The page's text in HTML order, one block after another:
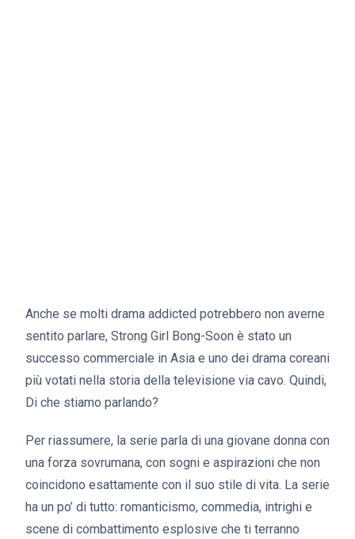
Anche se molti drama addicted potrebbero non averne
sentito parlare, Strong Girl Bong-Soon è stato un
successo commerciale in Asia e uno dei drama coreani
più votati nella storia della televisione via cavo. Quindi,
Di che stiamo parlando?
Per riassumere, la serie parla di una giovane donna con
una forza sovrumana, con sogni e aspirazioni che non
coincidono esattamente con il suo stile di vita. La serie
ha un po’ di tutto: romanticismo, commedia, intrighi e
scene di combattimento esplosive che ti terranno